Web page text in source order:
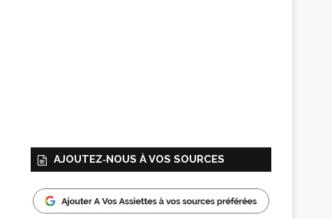
AJOUTEZ‑NOUS À VOS SOURCES